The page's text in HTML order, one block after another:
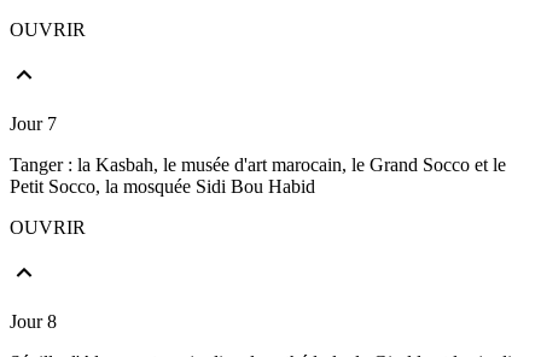
OUVRIR
Jour 7
Tanger : la Kasbah, le musée d'art marocain, le Grand Socco et le
Petit Socco, la mosquée Sidi Bou Habid
OUVRIR
Jour 8